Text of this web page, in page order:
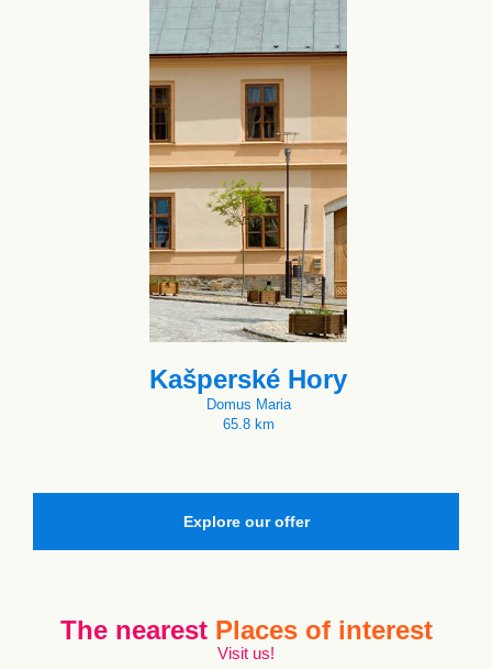
Kašperské Hory
Domus Maria
65.8 km
Explore our offer
The nearest Places of interest
Visit us!